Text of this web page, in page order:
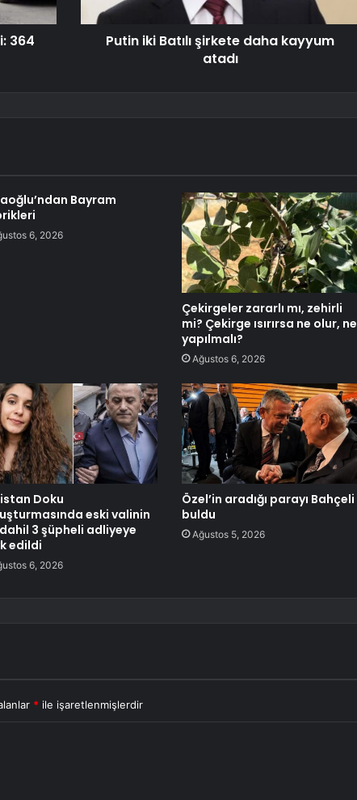
364
Putin iki Batılı şirkete daha kayyum
atadı
Bayram
6, 2026
Çekirgeler zararlı mı, zehirli
mi? Çekirge ısırırsa ne olur, ne
yapılmalı?
Ağustos 6, 2026
Doku
eski valinin
3 şüpheli adliyeye
edildi
6, 2026
Özel’in aradığı parayı Bahçeli
buldu
Ağustos 5, 2026
* ile işaretlenmişlerdir